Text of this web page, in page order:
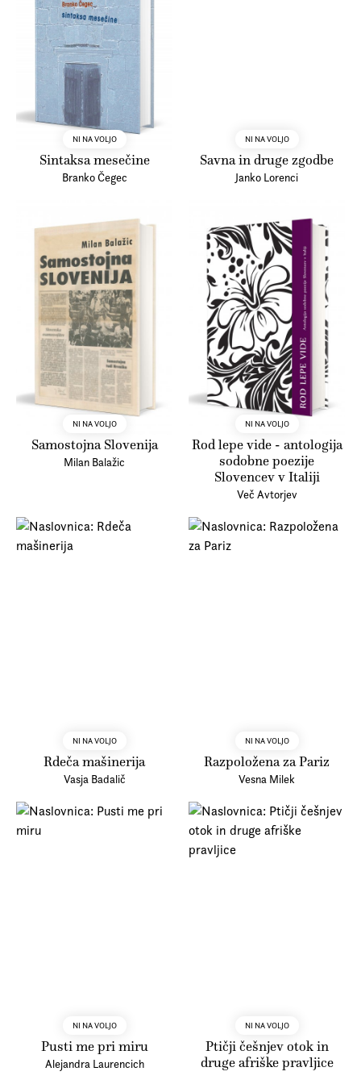
NI NA VOLJO
Sintaksa mesečine
Branko Čegec
NI NA VOLJO
Savna in druge zgodbe
Janko Lorenci
NI NA VOLJO
Samostojna Slovenija
Milan Balažic
NI NA VOLJO
Rod lepe vide - antologija
sodobne poezije
Slovencev v Italiji
Več Avtorjev
NI NA VOLJO
Rdeča mašinerija
Vasja Badalič
NI NA VOLJO
Razpoložena za Pariz
Vesna Milek
NI NA VOLJO
Pusti me pri miru
Alejandra Laurencich
NI NA VOLJO
Ptičji češnjev otok in
druge afriške pravljice